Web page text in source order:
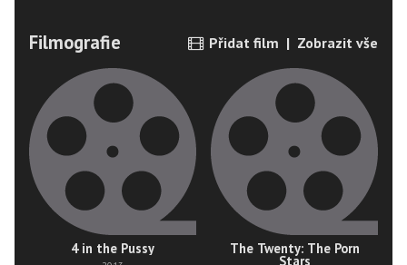
Filmografie Přidat film | Zobrazit vše
4 in the Pussy The Twenty: The Porn
Stars